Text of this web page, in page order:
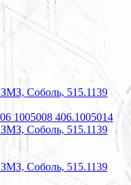
1005008 406.1005014